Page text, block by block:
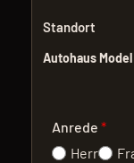
Standort
Autohaus Model
Anrede *
Herr